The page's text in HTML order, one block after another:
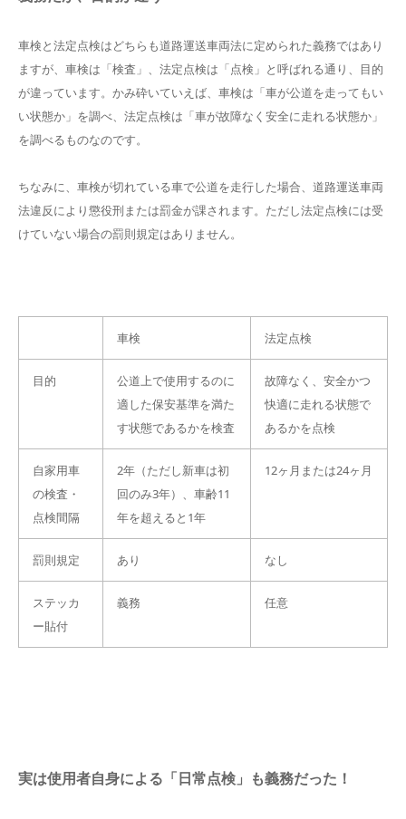
車検と法定点検はどちらも道路運送車両法に定められた義務ではあり
ますが、車検は「検査」、法定点検は「点検」と呼ばれる通り、目的
が違っています。かみ砕いていえば、車検は「車が公道を走ってもい
い状態か」を調べ、法定点検は「車が故障なく安全に走れる状態か」
を調べるものなのです。
ちなみに、車検が切れている車で公道を走行した場合、道路運送車両
法違反により懲役刑または罰金が課されます。ただし法定点検には受
けていない場合の罰則規定はありません。
車検 法定点検
目的
公道上で使用するのに
適した保安基準を満た
す状態であるかを検査
故障なく、安全かつ
快適に走れる状態で
あるかを点検
自家用車
の検査・
点検間隔
2年（ただし新車は初
回のみ3年）、車齢11
年を超えると1年
12ヶ月または24ヶ月
罰則規定 あり なし
ステッカ
ー貼付
義務 任意
実は使用者自身による「日常点検」も義務だった！